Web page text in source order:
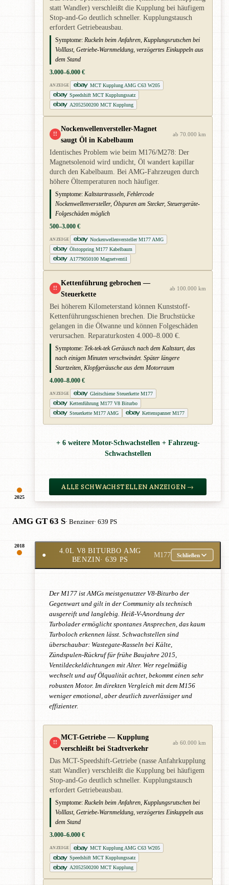
2025
statt Wandler) verschleißt die Kupplung bei häufigem
Stop-and-Go deutlich schneller. Kupplungstausch
erfordert Getriebeausbau.
Symptome: Ruckeln beim Anfahren, Kupplungsrutschen bei
Volllast, Getriebe-Warnmeldung, verzögertes Einkuppeln aus
dem Stand
3.000–6.000 €
ANZEIGE
MCT Kupplung AMG C63 W205
Speedshift MCT Kupplungssatz
A2052500200 MCT Kupplung
!!
Nockenwellenversteller-Magnet
saugt Öl in Kabelbaum
ab 70.000 km
Identisches Problem wie beim M176/M278: Der
Magnetsolenoid wird undicht, Öl wandert kapillar
durch den Kabelbaum. Bei AMG-Fahrzeugen durch
höhere Öltemperaturen noch häufiger.
Symptome: Kaltstartrasseln, Fehlercode
Nockenwellenversteller, Ölspuren am Stecker, Steuergeräte-
Folgeschäden möglich
500–3.000 €
ANZEIGE
Nockenwellenversteller M177 AMG
Ölstoppring M177 Kabelbaum
A1779050100 Magnetventil
!!
Kettenführung gebrochen —
Steuerkette
ab 100.000 km
Bei höherem Kilometerstand können Kunststoff-
Kettenführungsschienen brechen. Die Bruchstücke
gelangen in die Ölwanne und können Folgeschäden
verursachen. Reparaturkosten 4.000–8.000 €.
Symptome: Tek-tek-tek Geräusch nach dem Kaltstart, das
nach einigen Minuten verschwindet. Später längere
Startzeiten, Klopfgeräusche aus dem Motorraum
4.000–8.000 €
ANZEIGE
Gleitschiene Steuerkette M177
Kettenführung M177 V8 Biturbo
Steuerkette M177 AMG
Kettenspanner M177
+ 6 weitere Motor-Schwachstellen + Fahrzeug-
Schwachstellen
ALLE SCHWACHSTELLEN ANZEIGEN →
AMG GT 63 S· Benziner· 639 PS
2018
●
4.0L V8 BITURBO AMG
BENZIN· 639 PS
M177 Schließen
Der M177 ist AMGs meistgenutzter V8-Biturbo der
Gegenwart und gilt in der Community als technisch
ausgereift und langlebig. Heiß-V-Anordnung der
Turbolader ermöglicht spontanes Ansprechen, das kaum
Turboloch erkennen lässt. Schwachstellen sind
überschaubar: Wastegate-Rasseln bei Kälte,
Zündspulen-Rückruf für frühe Baujahre 2015,
Ventildeckeldichtungen mit Alter. Wer regelmäßig
wechselt und auf Ölqualität achtet, bekommt einen sehr
robusten Motor. Im direkten Vergleich mit dem M156
weniger emotional, aber deutlich zuverlässiger und
effizienter.
!!
MCT-Getriebe — Kupplung
verschleißt bei Stadtverkehr
ab 60.000 km
Das MCT-Speedshift-Getriebe (nasse Anfahrkupplung
statt Wandler) verschleißt die Kupplung bei häufigem
Stop-and-Go deutlich schneller. Kupplungstausch
erfordert Getriebeausbau.
Symptome: Ruckeln beim Anfahren, Kupplungsrutschen bei
Volllast, Getriebe-Warnmeldung, verzögertes Einkuppeln aus
dem Stand
3.000–6.000 €
ANZEIGE
MCT Kupplung AMG C63 W205
Speedshift MCT Kupplungssatz
A2052500200 MCT Kupplung